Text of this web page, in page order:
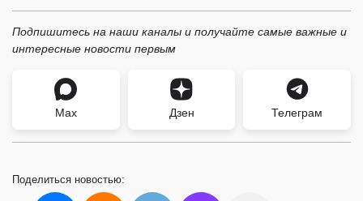
Подпишитесь на наши каналы и получайте самые важные и
интересные новости первым
Max Дзен Телеграм
Поделиться новостью: